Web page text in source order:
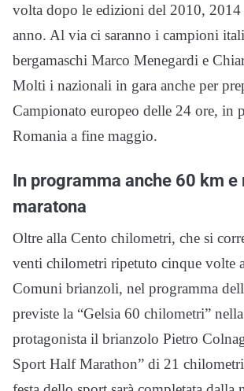
volta dopo le edizioni del 2010, 2014
anno. Al via ci saranno i campioni
bergamaschi Marco Menegardi e
Molti i nazionali in gara anche per
Campionato europeo delle 24 ore, in
Romania a fine maggio.
In programma anche 60 km e
maratona
Oltre alla Cento chilometri, che si
venti chilometri ripetuto cinque volte
Comuni brianzoli, nel programma
previste la “Gelsia 60 chilometri” nella
protagonista il brianzolo Pietro
Sport Half Marathon” di 21